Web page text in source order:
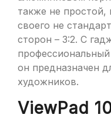
также не простой,
своего не
сторон – 3:2. С
он предназначен
художников.
ViewPad